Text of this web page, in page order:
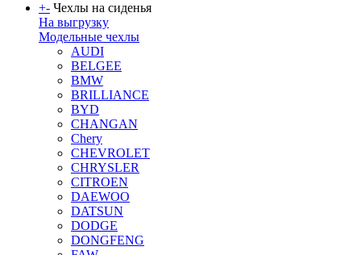
+- Чехлы на сиденья
На выгрузку
Модельные чехлы
AUDI
BELGEE
BMW
BRILLIANCE
BYD
CHANGAN
Chery
CHEVROLET
CHRYSLER
CITROEN
DAEWOO
DATSUN
DODGE
DONGFENG